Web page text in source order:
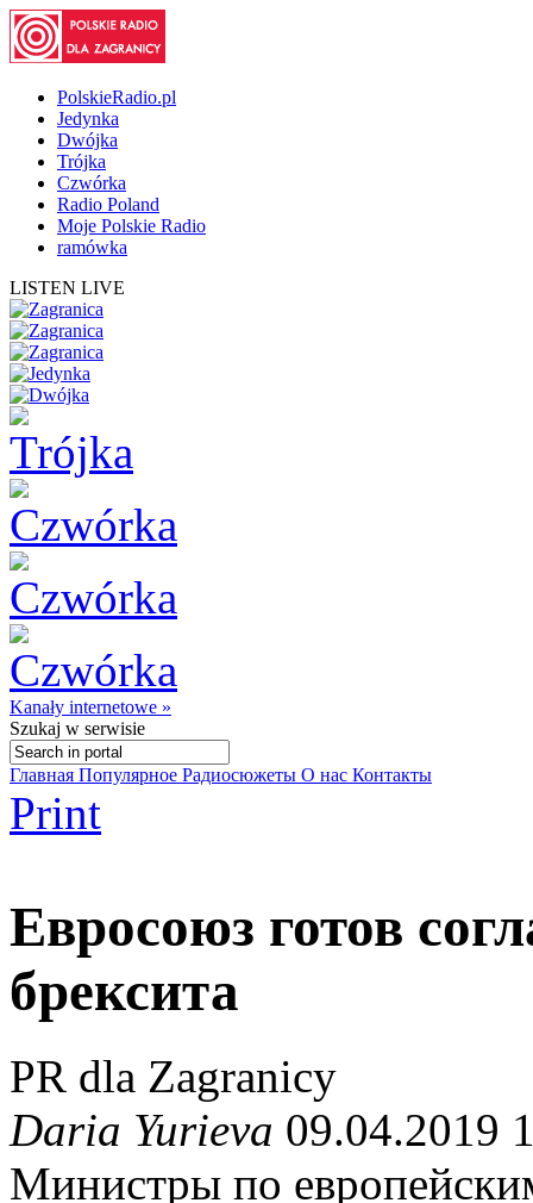
PolskieRadio.pl
Jedynka
Dwójka
Trójka
Czwórka
Radio Poland
Moje Polskie Radio
ramówka
LISTEN LIVE
Kanały internetowe »
Szukaj w serwisie
Главная Популярное Радиосюжеты О нас Контакты
Print
Евросоюз готов
брексита
PR dla Zagranicy
Daria Yurieva 09.04.2019
Министры по